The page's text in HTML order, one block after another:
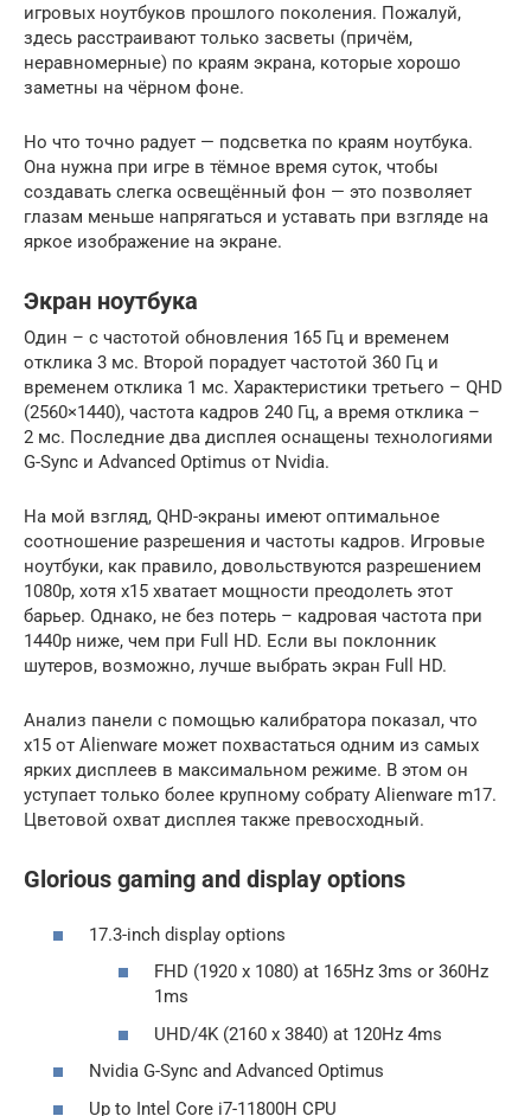
игровых ноутбуков прошлого поколения. Пожалуй,
здесь расстраивают только засветы (причём,
неравномерные) по краям экрана, которые хорошо
заметны на чёрном фоне.
Но что точно радует — подсветка по краям ноутбука.
Она нужна при игре в тёмное время суток, чтобы
создавать слегка освещённый фон — это позволяет
глазам меньше напрягаться и уставать при взгляде на
яркое изображение на экране.
Экран ноутбука
Один – с частотой обновления 165 Гц и временем
отклика 3 мс. Второй порадует частотой 360 Гц и
временем отклика 1 мс. Характеристики третьего – QHD
(2560×1440), частота кадров 240 Гц, а время отклика –
2 мс. Последние два дисплея оснащены технологиями
G-Sync и Advanced Optimus от Nvidia.
На мой взгляд, QHD-экраны имеют оптимальное
соотношение разрешения и частоты кадров. Игровые
ноутбуки, как правило, довольствуются разрешением
1080p, хотя x15 хватает мощности преодолеть этот
барьер. Однако, не без потерь – кадровая частота при
1440p ниже, чем при Full HD. Если вы поклонник
шутеров, возможно, лучше выбрать экран Full HD.
Анализ панели с помощью калибратора показал, что
x15 от Alienware может похвастаться одним из самых
ярких дисплеев в максимальном режиме. В этом он
уступает только более крупному собрату Alienware m17.
Цветовой охват дисплея также превосходный.
Glorious gaming and display options
17.3-inch display options
FHD (1920 x 1080) at 165Hz 3ms or 360Hz
1ms
UHD/4K (2160 x 3840) at 120Hz 4ms
Nvidia G-Sync and Advanced Optimus
Up to Intel Core i7-11800H CPU